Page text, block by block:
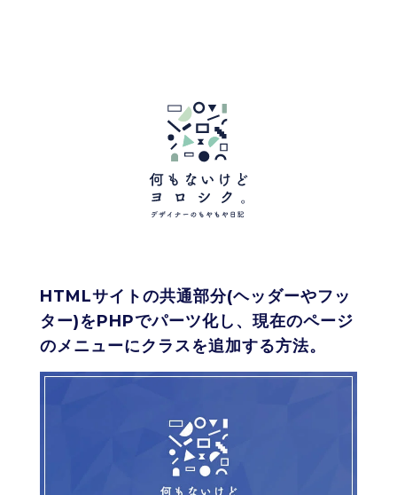
HTMLサイトの共通部分(ヘッダーやフッ
ター)をPHPでパーツ化し、現在のページ
のメニューにクラスを追加する方法。